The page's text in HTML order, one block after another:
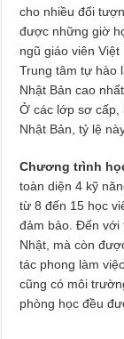
cho nhiều đối
được những giờ
ngũ giáo viên Việt
Trung tâm tự hào
Nhật Bản cao
Ở các lớp sơ cấp,
Nhật Bản, tỷ lệ
Chương trình
toàn diện 4 kỹ
từ 8 đến 15 học
đảm bảo. Đến với
Nhật, mà còn
tác phong làm
cũng có môi
phòng học đều